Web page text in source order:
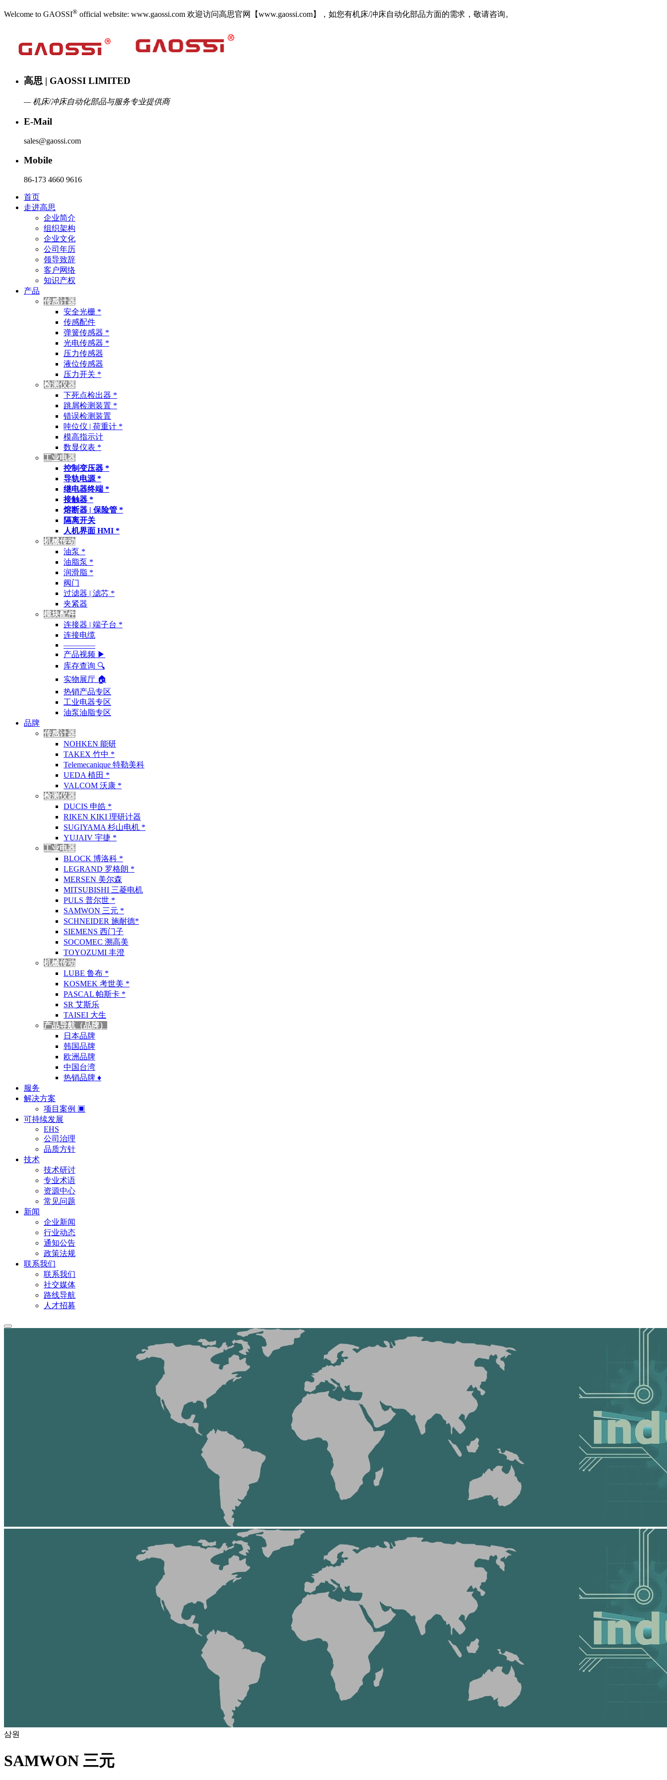
Welcome to GAOSSI® official website: www.gaossi.com 欢迎访问高思官网【www.gaossi.com】，如您有机床/冲床自动化部品方面的需求，敬请咨询。
高思 | GAOSSI LIMITED
— 机床/冲床自动化部品与服务专业提供商
E-Mail
sales@gaossi.com
Mobile
86-173 4660 9616
首页
走进高思
企业简介
组织架构
企业文化
公司年历
领导致辞
客户网络
知识产权
产品
传感计器
安全光栅 *
传感配件
弹簧传感器 *
光电传感器 *
压力传感器
液位传感器
压力开关 *
检测仪器
下死点检出器 *
跳屑检测装置 *
错误检测装置
吨位仪 | 荷重计 *
模高指示计
数显仪表 *
工业电器
控制变压器 *
导轨电源 *
继电器终端 *
接触器 *
熔断器 | 保险管 *
隔离开关
人机界面 HMI *
机械传动
油泵 *
油脂泵 *
润滑脂 *
阀门
过滤器 | 滤芯 *
夹紧器
模块配件
连接器 | 端子台 *
连接电缆
————
产品视频 ▶
库存查询 🔍︎
实物展厅 🏠︎
热销产品专区
工业电器专区
油泵油脂专区
品牌
传感计器
NOHKEN 能研
TAKEX 竹中 *
Telemecanique 特勒美科
UEDA 植田 *
VALCOM 沃康 *
检测仪器
DUCIS 申皓 *
RIKEN KIKI 理研计器
SUGIYAMA 杉山电机 *
YUJAIV 宇捷 *
工业电器
BLOCK 博洛科 *
LEGRAND 罗格朗 *
MERSEN 美尔森
MITSUBISHI 三菱电机
PULS 普尔世 *
SAMWON 三元 *
SCHNEIDER 施耐德*
SIEMENS 西门子
SOCOMEC 溯高美
TOYOZUMI 丰澄
机械传动
LUBE 鲁布 *
KOSMEK 考世美 *
PASCAL 帕斯卡 *
SR 艾斯乐
TAISEI 大生
产品导航（品牌）
日本品牌
韩国品牌
欧洲品牌
中国台湾
热销品牌 ♦
服务
解决方案
项目案例 ▣
可持续发展
EHS
公司治理
品质方针
技术
技术研讨
专业术语
资源中心
常见问题
新闻
企业新闻
行业动态
通知公告
政策法规
联系我们
联系我们
社交媒体
路线导航
人才招募
삼원
SAMWON 三元